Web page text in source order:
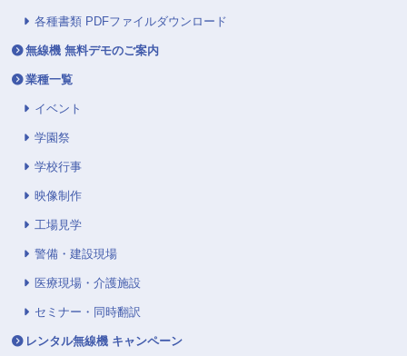
各種書類 PDFファイルダウンロード
無線機 無料デモのご案内
業種一覧
イベント
学園祭
学校行事
映像制作
工場見学
警備・建設現場
医療現場・介護施設
セミナー・同時翻訳
レンタル無線機 キャンペーン